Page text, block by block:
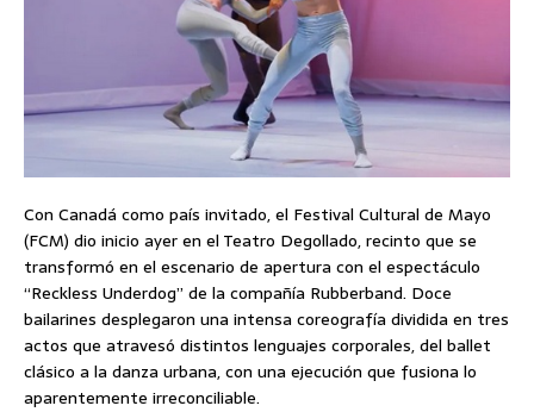
Con Canadá como país invitado, el Festival Cultural de Mayo
(FCM) dio inicio ayer en el Teatro Degollado, recinto que se
transformó en el escenario de apertura con el espectáculo
“Reckless Underdog” de la compañía Rubberband. Doce
bailarines desplegaron una intensa coreografía dividida en tres
actos que atravesó distintos lenguajes corporales, del ballet
clásico a la danza urbana, con una ejecución que fusiona lo
aparentemente irreconciliable.